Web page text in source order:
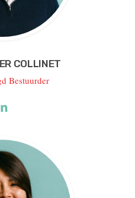
COLLINET
Bestuurder